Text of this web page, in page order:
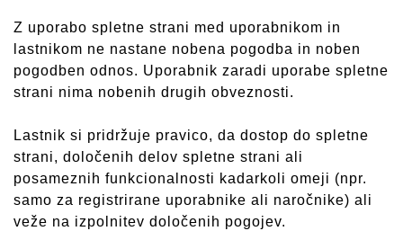
Z uporabo spletne strani med uporabnikom in
lastnikom ne nastane nobena pogodba in noben
pogodben odnos. Uporabnik zaradi uporabe spletne
strani nima nobenih drugih obveznosti.
Lastnik si pridržuje pravico, da dostop do spletne
strani, določenih delov spletne strani ali
posameznih funkcionalnosti kadarkoli omeji (npr.
samo za registrirane uporabnike ali naročnike) ali
veže na izpolnitev določenih pogojev.